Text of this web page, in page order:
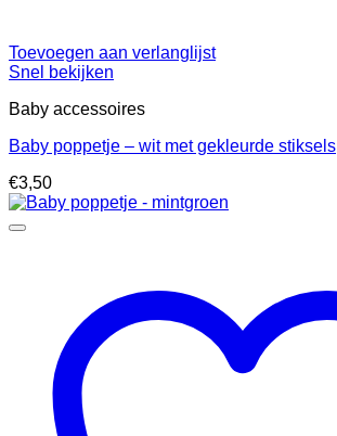
Toevoegen aan verlanglijst
Snel bekijken
Baby accessoires
Baby poppetje – wit met gekleurde stiksels
€3,50